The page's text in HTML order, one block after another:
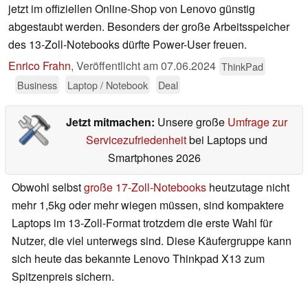
jetzt im offiziellen Online-Shop von Lenovo günstig
abgestaubt werden. Besonders der große Arbeitsspeicher
des 13-Zoll-Notebooks dürfte Power-User freuen.
Enrico Frahn, Veröffentlicht am07.06.2024 ThinkPad
Business
Laptop / Notebook Deal
Jetzt mitmachen: Unsere große Umfrage zur
Servicezufriedenheitbei Laptops und
Smartphones 2026
Obwohl selbstgroße 17-Zoll-Notebooks heutzutage nicht
mehr 1,5kg oder mehr wiegen müssen, sind kompaktere
Laptops im 13-Zoll-Format trotzdem die erste Wahl für
Nutzer, die viel unterwegs sind. Diese Käufergruppe kann
sich heute das bekannte Lenovo Thinkpad X13 zum
Spitzenpreis sichern.